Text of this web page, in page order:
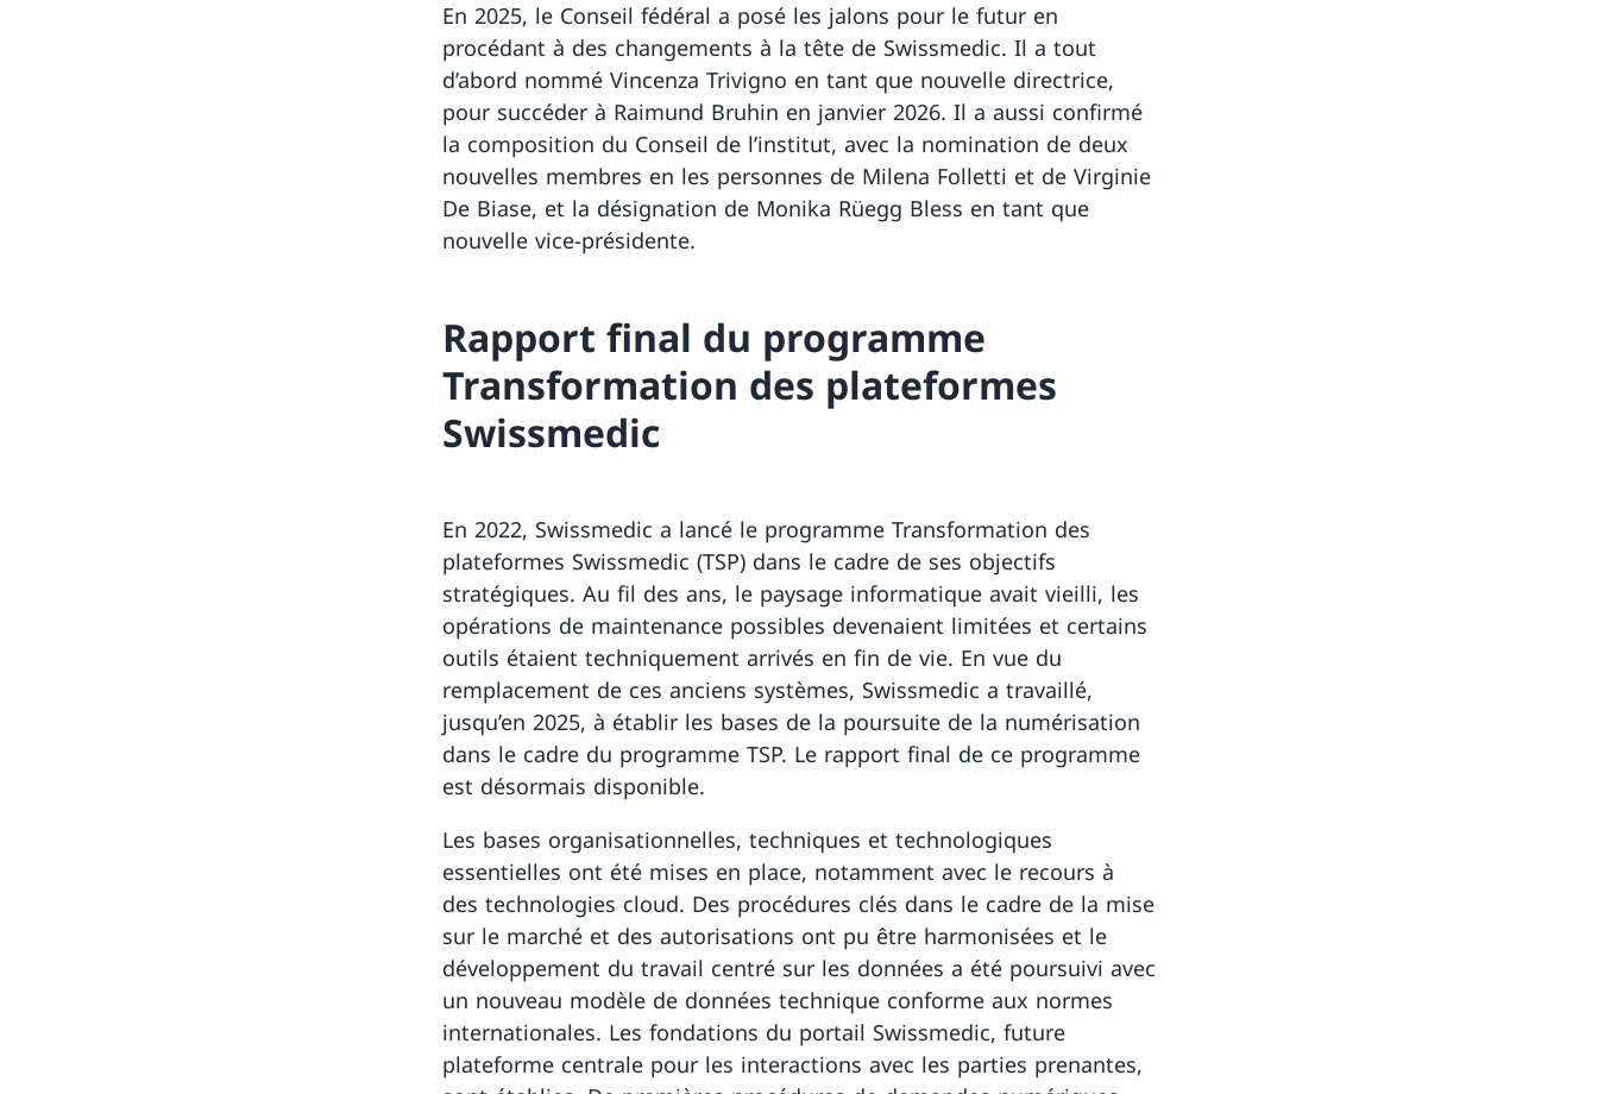
En 2025, le Conseil fédéral a posé les jalons pour le futur en
procédant à des changements à la tête de Swissmedic. Il a tout
d’abord nommé Vincenza Trivigno en tant que nouvelle directrice,
pour succéder à Raimund Bruhin en janvier 2026. Il a aussi confirmé
la composition du Conseil de l’institut, avec la nomination de deux
nouvelles membres en les personnes de Milena Folletti et de Virginie
De Biase, et la désignation de Monika Rüegg Bless en tant que
nouvelle vice-présidente.
Rapport final du programme
Transformation des plateformes
Swissmedic
En 2022, Swissmedic a lancé le programme Transformation des
plateformes Swissmedic (TSP) dans le cadre de ses objectifs
stratégiques. Au fil des ans, le paysage informatique avait vieilli, les
opérations de maintenance possibles devenaient limitées et certains
outils étaient techniquement arrivés en fin de vie. En vue du
remplacement de ces anciens systèmes, Swissmedic a travaillé,
jusqu’en 2025, à établir les bases de la poursuite de la numérisation
dans le cadre du programme TSP. Le rapport final de ce programme
est désormais disponible.
Les bases organisationnelles, techniques et technologiques
essentielles ont été mises en place, notamment avec le recours à
des technologies cloud. Des procédures clés dans le cadre de la mise
sur le marché et des autorisations ont pu être harmonisées et le
développement du travail centré sur les données a été poursuivi avec
un nouveau modèle de données technique conforme aux normes
internationales. Les fondations du portail Swissmedic, future
plateforme centrale pour les interactions avec les parties prenantes,